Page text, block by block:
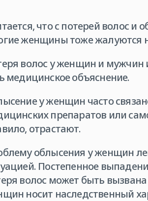
что с потерей волос
женщины тоже жалуются
волос у женщин и мужчин
медицинское объяснение.
у женщин часто
препаратов или
отрастают.
облысения у женщин
Постепенное
волос может быть
носит наследственный